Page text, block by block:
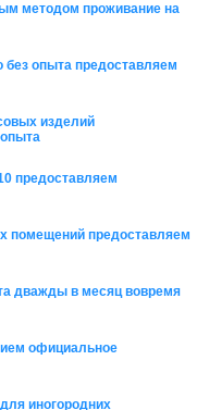
методом проживание на
без опыта предоставляем
изделий
предоставляем
помещений предоставляем
дважды в месяц вовремя
официальное
иногородних